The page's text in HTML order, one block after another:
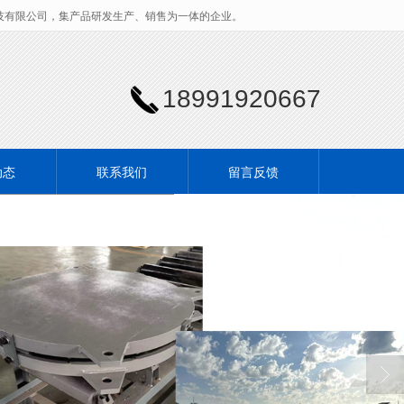
限公司，集产品研发生产、销售为一体的企业。
18991920667
联系我们 留言反馈